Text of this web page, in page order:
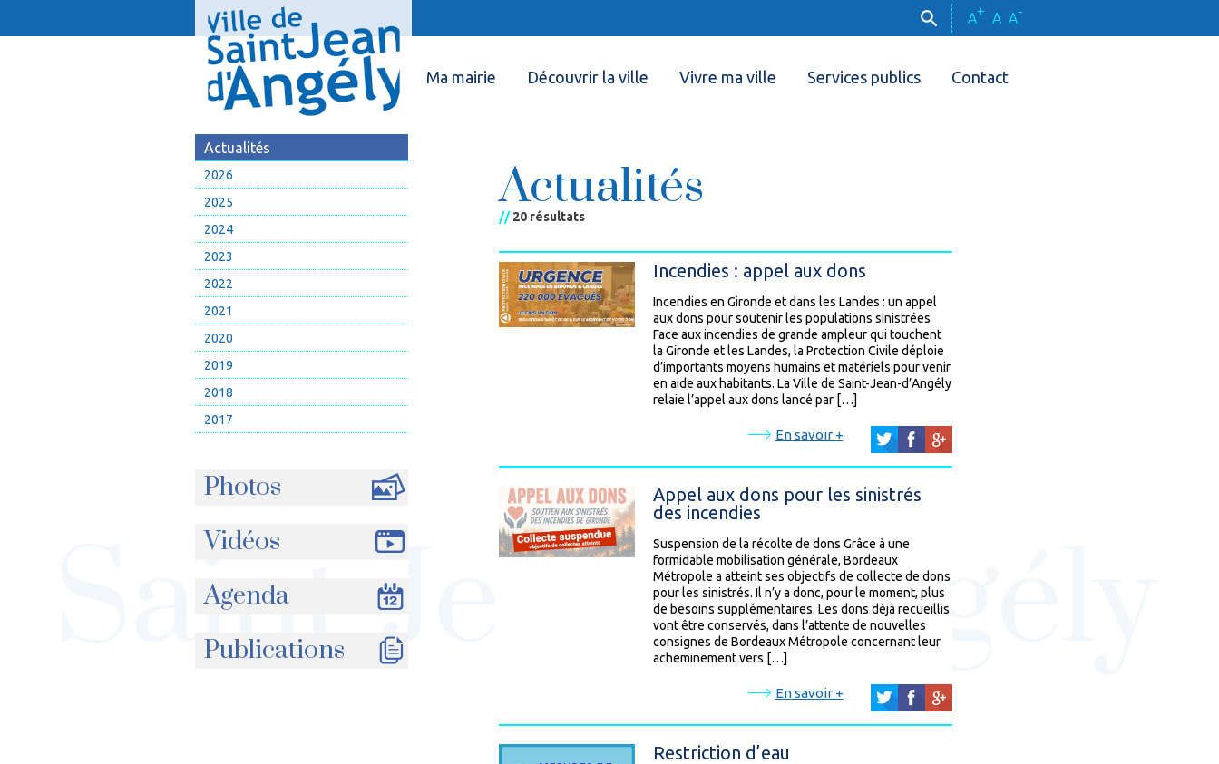
A+ A A-
Ma mairie Découvrir la ville Vivre ma ville Services publics Contact
Actualités
2026
2025
2024
2023
2022
2021
2020
2019
2018
2017
Photos
Vidéos
Agenda
Publications
Actualités
//20 résultats
Incendies : appel aux dons
Incendies en Gironde et dans les Landes : un appel
aux dons pour soutenir les populations sinistrées
Face aux incendies de grande ampleur qui touchent
la Gironde et les Landes, la Protection Civile déploie
d’importants moyens humains et matériels pour venir
en aide aux habitants. La Ville de Saint-Jean-d’Angély
relaie l’appel aux dons lancé par […]
En savoir +
Appel aux dons pour les sinistrés
des incendies
Suspension de la récolte de dons Grâce à une
formidable mobilisation générale, Bordeaux
Métropole a atteint ses objectifs de collecte de dons
pour les sinistrés. Il n’y a donc, pour le moment, plus
de besoins supplémentaires. Les dons déjà recueillis
vont être conservés, dans l’attente de nouvelles
consignes de Bordeaux Métropole concernant leur
acheminement vers […]
En savoir +
Restriction d’eau